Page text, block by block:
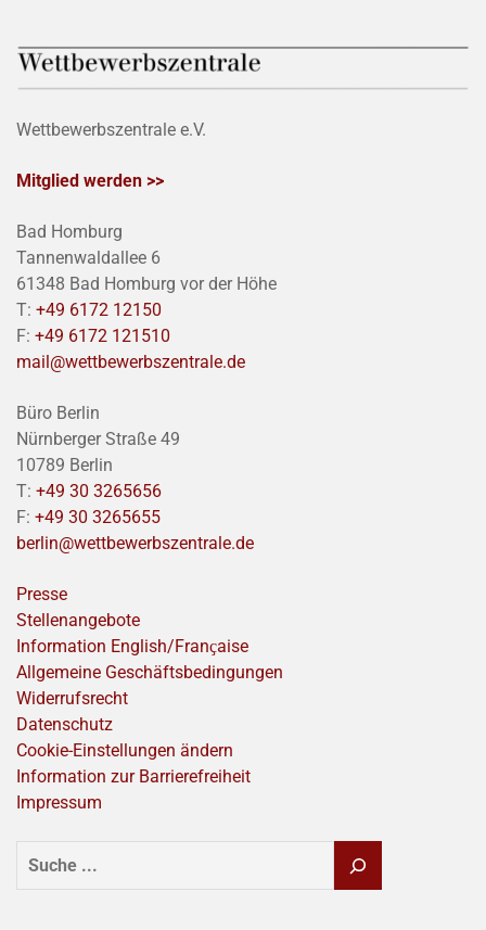
Wettbewerbszentrale e.V.
Mitglied werden >>
Bad Homburg
Tannenwaldallee 6
61348 Bad Homburg vor der Höhe
T: +49 6172 12150
F: +49 6172 121510
mail@wettbewerbszentrale.de
Büro Berlin
Nürnberger Straße 49
10789 Berlin
T: +49 30 3265656
F: +49 30 3265655
berlin@wettbewerbszentrale.de
Presse
Stellenangebote
Information English/Franҫaise
Allgemeine Geschäftsbedingungen
Widerrufsrecht
Datenschutz
Cookie-Einstellungen ändern
Information zur Barrierefreiheit
Impressum
SUCHEN